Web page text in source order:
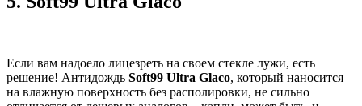
Если вам надоело лицезреть на своем стекле лужи, есть
решение! Антидождь Soft99 Ultra Glaco, который наносится
на влажную поверхность без располировки, не сильно